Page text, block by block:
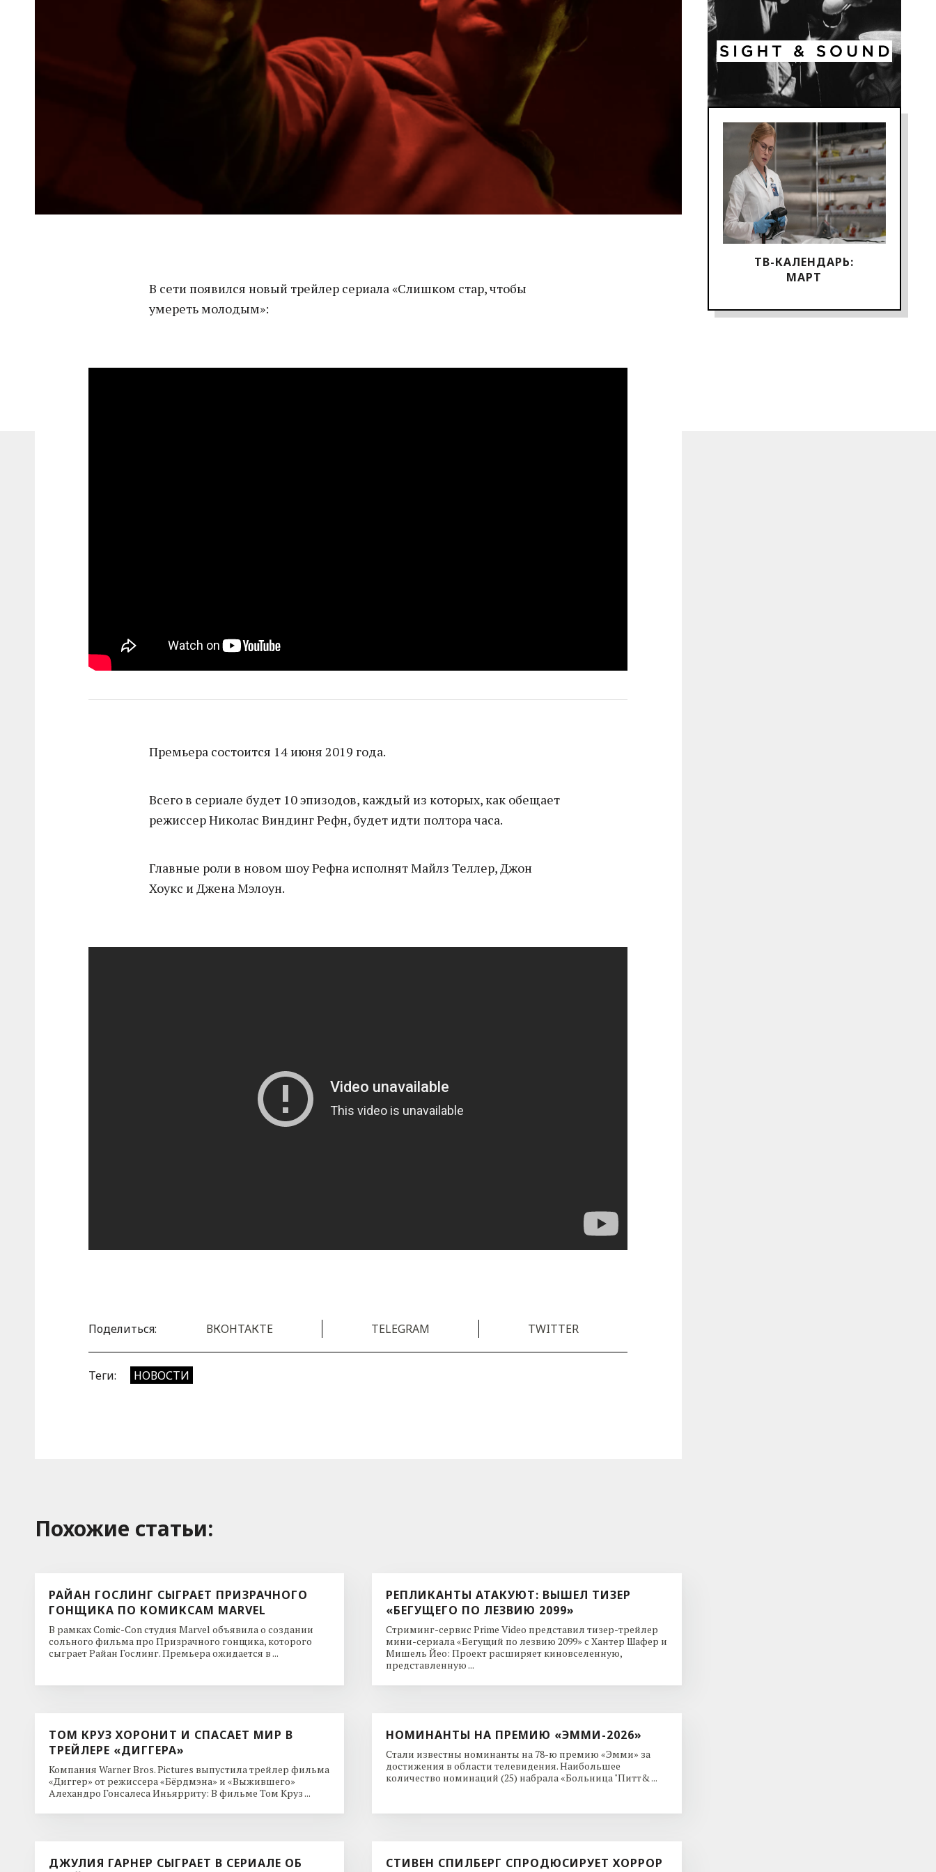
ТВ-КАЛЕНДАРЬ:
МАРТ
В сети появился новый трейлер сериала «Слишком стар, чтобы
умереть молодым»:
Премьера состоится 14 июня 2019 года.
Всего в сериале будет 10 эпизодов, каждый из которых, как обещает
режиссер Николас Виндинг Рефн, будет идти полтора часа.
Главные роли в новом шоу Рефна исполнят Майлз Теллер, Джон
Хоукс и Джена Мэлоун.
Поделиться: ВКОНТАКТЕ TELEGRAM TWITTER
Теги: НОВОСТИ
Похожие cтатьи:
РАЙАН ГОСЛИНГ СЫГРАЕТ ПРИЗРАЧНОГО
ГОНЩИКА ПО КОМИКСАМ MARVEL
В рамках Comic-Con студия Marvel объявила о создании
сольного фильма про Призрачного гонщика, которого
сыграет Райан Гослинг. Премьера ожидается в ...
РЕПЛИКАНТЫ АТАКУЮТ: ВЫШЕЛ ТИЗЕР
«БЕГУЩЕГО ПО ЛЕЗВИЮ 2099»
Стриминг-сервис Prime Video представил тизер-трейлер
мини-сериала «Бегущий по лезвию 2099» с Хантер Шафер и
Мишель Йео: Проект расширяет киновселенную,
представленную ...
ТОМ КРУЗ ХОРОНИТ И СПАСАЕТ МИР В
ТРЕЙЛЕРЕ «ДИГГЕРА»
Компания Warner Bros. Pictures выпустила трейлер фильма
«Диггер» от режиссера «Бёрдмэна» и «Выжившего»
Алехандро Гонсалеса Иньярриту: В фильме Том Круз ...
НОМИНАНТЫ НА ПРЕМИЮ «ЭММИ-2026»
Стали известны номинанты на 78-ю премию «Эмми» за
достижения в области телевидения. Наибольшее
количество номинаций (25) набрала «Больница "Питт& ...
ДЖУЛИЯ ГАРНЕР СЫГРАЕТ В СЕРИАЛЕ ОБ
СТИВЕН СПИЛБЕРГ СПРОДЮСИРУЕТ ХОРРОР